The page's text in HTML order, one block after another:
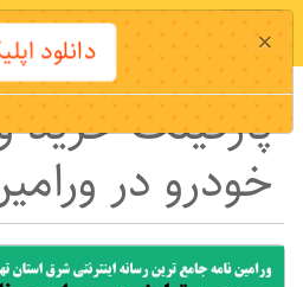
پارکینگ
خودرو در
× دانلود